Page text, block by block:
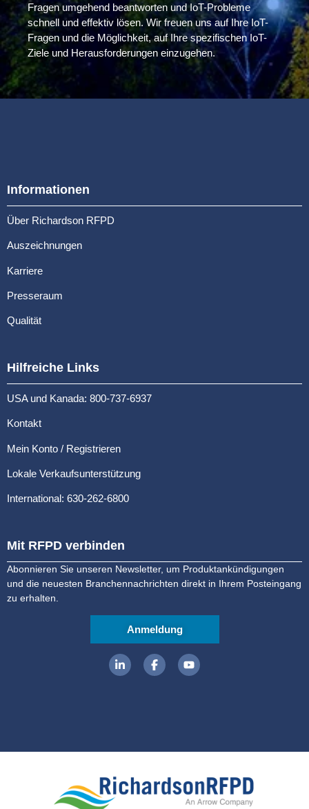
Fragen umgehend beantworten und IoT-Probleme
schnell und effektiv lösen. Wir freuen uns auf Ihre IoT-
Fragen und die Möglichkeit, auf Ihre spezifischen IoT-
Ziele und Herausforderungen einzugehen.
Informationen
Über Richardson RFPD
Auszeichnungen
Karriere
Presseraum
Qualität
Hilfreiche Links
USA und Kanada: 800-737-6937
Kontakt
Mein Konto / Registrieren
Lokale Verkaufsunterstützung
International: 630-262-6800
Mit RFPD verbinden
Abonnieren Sie unseren Newsletter, um Produktankündigungen
und die neuesten Branchennachrichten direkt in Ihrem Posteingang
zu erhalten.
Anmeldung